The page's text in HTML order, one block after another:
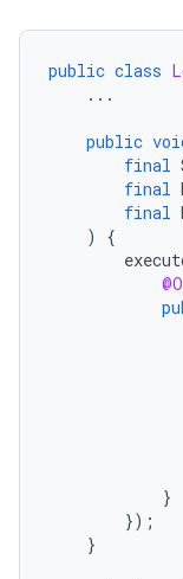
public class
...
public
final
final
final
)
{
}
});
}